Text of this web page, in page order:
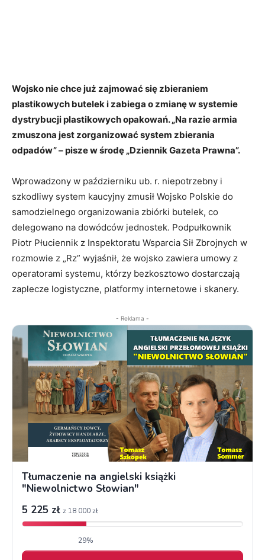
Wojsko nie chce już zajmować się zbieraniem
plastikowych butelek i zabiega o zmianę w systemie
dystrybucji plastikowych opakowań. „Na razie armia
zmuszona jest zorganizować system zbierania
odpadów” – pisze w środę „Dziennik Gazeta Prawna”.
Wprowadzony w październiku ub. r. niepotrzebny i
szkodliwy system kaucyjny zmusił Wojsko Polskie do
samodzielnego organizowania zbiórki butelek, co
delegowano na dowódców jednostek. Podpułkownik
Piotr Płuciennik z Inspektoratu Wsparcia Sił Zbrojnych w
rozmowie z „Rz” wyjaśnił, że wojsko zawiera umowy z
operatorami systemu, którzy bezkosztowo dostarczają
zaplecze logistyczne, platformy internetowe i skanery.
- Reklama -